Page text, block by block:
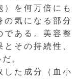
）を何万倍にも
の気になる部分
である。美容整
その持続性、
。
た成分（血小